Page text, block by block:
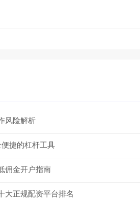
风险解析
捷的杠杆工具
佣金开户指南
大正规配资平台排名